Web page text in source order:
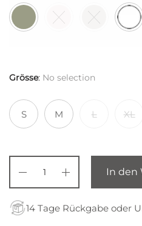
Grösse: No selection
S M L XL
In den
14 Tage Rückgabe oder